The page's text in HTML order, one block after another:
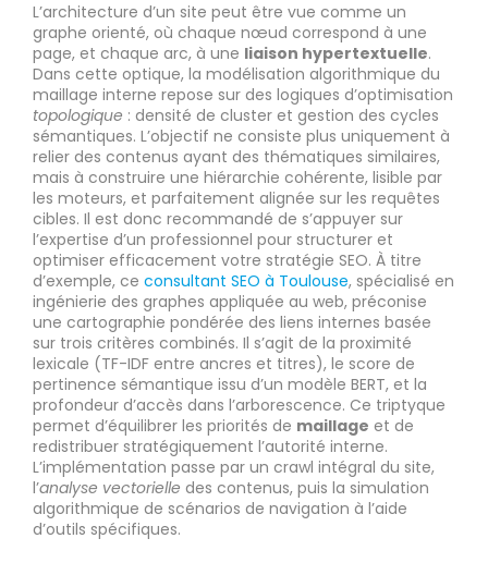
L’architecture d’un site peut être vue comme un
graphe orienté, où chaque nœud correspond à une
page, et chaque arc, à une liaison hypertextuelle.
Dans cette optique, la modélisation algorithmique du
maillage interne repose sur des logiques d’optimisation
topologique : densité de cluster et gestion des cycles
sémantiques. L’objectif ne consiste plus uniquement à
relier des contenus ayant des thématiques similaires,
mais à construire une hiérarchie cohérente, lisible par
les moteurs, et parfaitement alignée sur les requêtes
cibles. Il est donc recommandé de s’appuyer sur
l’expertise d’un professionnel pour structurer et
optimiser efficacement votre stratégie SEO. À titre
d’exemple, ce consultant SEO à Toulouse, spécialisé en
ingénierie des graphes appliquée au web, préconise
une cartographie pondérée des liens internes basée
sur trois critères combinés. Il s’agit de la proximité
lexicale (TF-IDF entre ancres et titres), le score de
pertinence sémantique issu d’un modèle BERT, et la
profondeur d’accès dans l’arborescence. Ce triptyque
permet d’équilibrer les priorités de maillage et de
redistribuer stratégiquement l’autorité interne.
L’implémentation passe par un crawl intégral du site,
l’analyse vectorielle des contenus, puis la simulation
algorithmique de scénarios de navigation à l’aide
d’outils spécifiques.